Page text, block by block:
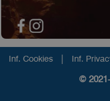
Inf. Cookies | Inf.
©